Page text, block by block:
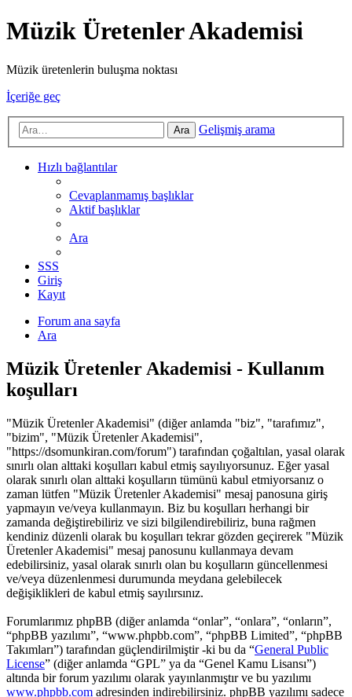
Müzik Üretenler Akademisi
Müzik üretenlerin buluşma noktası
İçeriğe geç
Ara Gelişmiş arama
Hızlı bağlantılar
Cevaplanmamış başlıklar
Aktif başlıklar
Ara
SSS
Giriş
Kayıt
Forum ana sayfa
Ara
Müzik Üretenler Akademisi - Kullanım
koşulları
"Müzik Üretenler Akademisi" (diğer anlamda "biz", "tarafımız",
"bizim", "Müzik Üretenler Akademisi",
"https://dsomunkiran.com/forum") tarafından çoğaltılan, yasal olarak
sınırlı olan alttaki koşulları kabul etmiş sayılıyorsunuz. Eğer yasal
olarak sınırlı olan alttaki koşulların tümünü kabul etmiyorsanız o
zaman lütfen "Müzik Üretenler Akademisi" mesaj panosuna giriş
yapmayın ve/veya kullanmayın. Biz bu koşulları herhangi bir
zamanda değiştirebiliriz ve sizi bilgilendirebiliriz, buna rağmen
kendiniz düzenli olarak bu koşulları tekrar gözden geçirerek "Müzik
Üretenler Akademisi" mesaj panosunu kullanmaya devam
edebilirsiniz, yasal olarak sınırlı olan bu koşulların güncellenmesi
ve/veya düzenlenmesi durumunda meydana gelebilecek
değişiklikleri de kabul etmiş sayılırsınız.
Forumlarımız phpBB (diğer anlamda “onlar”, “onlara”, “onların”,
“phpBB yazılımı”, “www.phpbb.com”, “phpBB Limited”, “phpBB
Takımları”) tarafından güçlendirilmiştir -ki bu da “General Public
License” (diğer anlamda “GPL” ya da “Genel Kamu Lisansı”)
altında bir forum yazılımı olarak yayınlanmıştır ve bu yazılımı
www.phpbb.com adresinden indirebilirsiniz. phpBB yazılımı sadece